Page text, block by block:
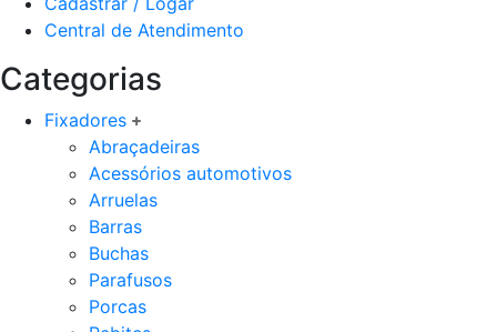
Central de Atendimento
Categorias
Fixadores
Abraçadeiras
Acessórios automotivos
Arruelas
Barras
Buchas
Parafusos
Porcas